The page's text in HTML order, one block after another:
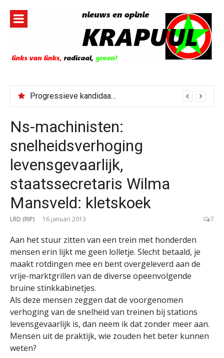
inhoud
Progressieve kandidaat El-Sayed senaatskandidaat Michigan
Ns-machinisten:
snelheidsverhoging
levensgevaarlijk,
staatssecretaris Wilma
Mansveld: kletskoek
LRD (RIP) 16 januari 2013 7
Aan het stuur zitten van een trein met honderden
mensen erin lijkt me geen lolletje. Slecht betaald, je
maakt rotdingen mee en bent overgeleverd aan de
vrije-marktgrillen van de diverse opeenvolgende
bruine stinkkabinetjes.
Als deze mensen zeggen dat de voorgenomen
verhoging van de snelheid van treinen bij stations
levensgevaarlijk is, dan neem ik dat zonder meer aan.
Mensen uit de praktijk, wie zouden het beter kunnen
weten?